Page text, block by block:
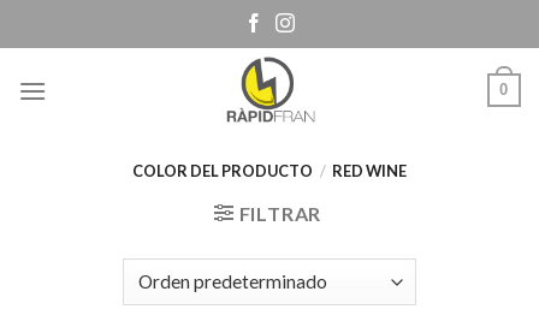
to
0
COLOR DEL PRODUCTO / RED WINE
FILTRAR